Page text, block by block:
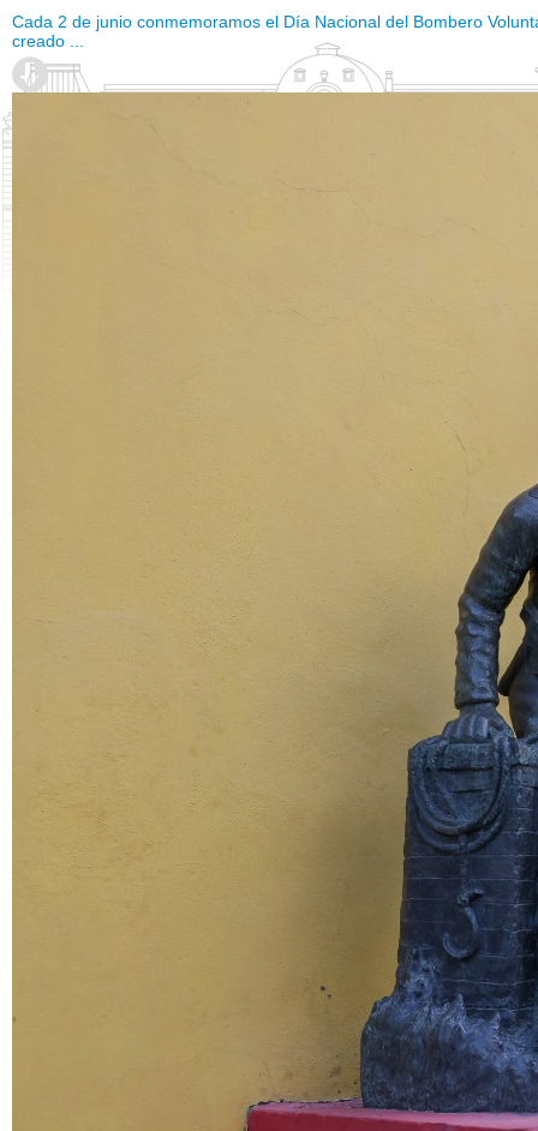
Cada 2 de junio conmemoramos el Día Nacional del Bombero
creado ...